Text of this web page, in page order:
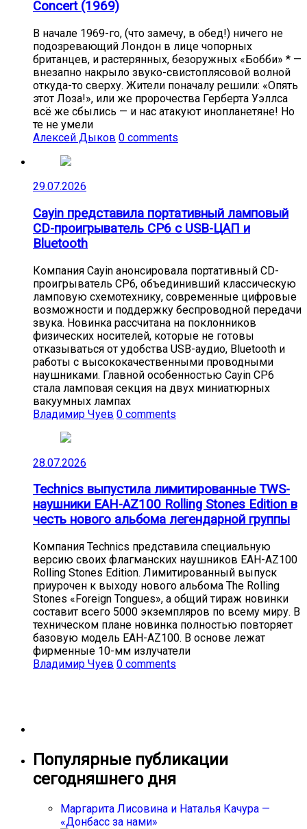
Concert (1969)
В начале 1969-го, (что замечу, в обед!) ничего не
подозревающий Лондон в лице чопорных
британцев, и растерянных, безоружных «Бобби» * —
внезапно накрыло звуко-свистоплясовой волной
откуда-то сверху. Жители поначалу решили: «Опять
этот Лоза!», или же пророчества Герберта Уэллса
всё же сбылись — и нас атакуют инопланетяне! Но
те не умели
Алексей Дыков 0 comments
29.07.2026
Cayin представила портативный ламповый
CD-проигрыватель CP6 с USB-ЦАП и
Bluetooth
Компания Cayin анонсировала портативный CD-
проигрыватель CP6, объединивший классическую
ламповую схемотехнику, современные цифровые
возможности и поддержку беспроводной передачи
звука. Новинка рассчитана на поклонников
физических носителей, которые не готовы
отказываться от удобства USB-аудио, Bluetooth и
работы с высококачественными проводными
наушниками. Главной особенностью Cayin CP6
стала ламповая секция на двух миниатюрных
вакуумных лампах
Владимир Чуев 0 comments
28.07.2026
Technics выпустила лимитированные TWS-
наушники EAH-AZ100 Rolling Stones Edition в
честь нового альбома легендарной группы
Компания Technics представила специальную
версию своих флагманских наушников EAH-AZ100
Rolling Stones Edition. Лимитированный выпуск
приурочен к выходу нового альбома The Rolling
Stones «Foreign Tongues», а общий тираж новинки
составит всего 5000 экземпляров по всему миру. В
техническом плане новинка полностью повторяет
базовую модель EAH-AZ100. В основе лежат
фирменные 10-мм излучатели
Владимир Чуев 0 comments
Популярные публикации
сегодняшнего дня
Маргарита Лисовина и Наталья Качура —
«Донбасс за нами»